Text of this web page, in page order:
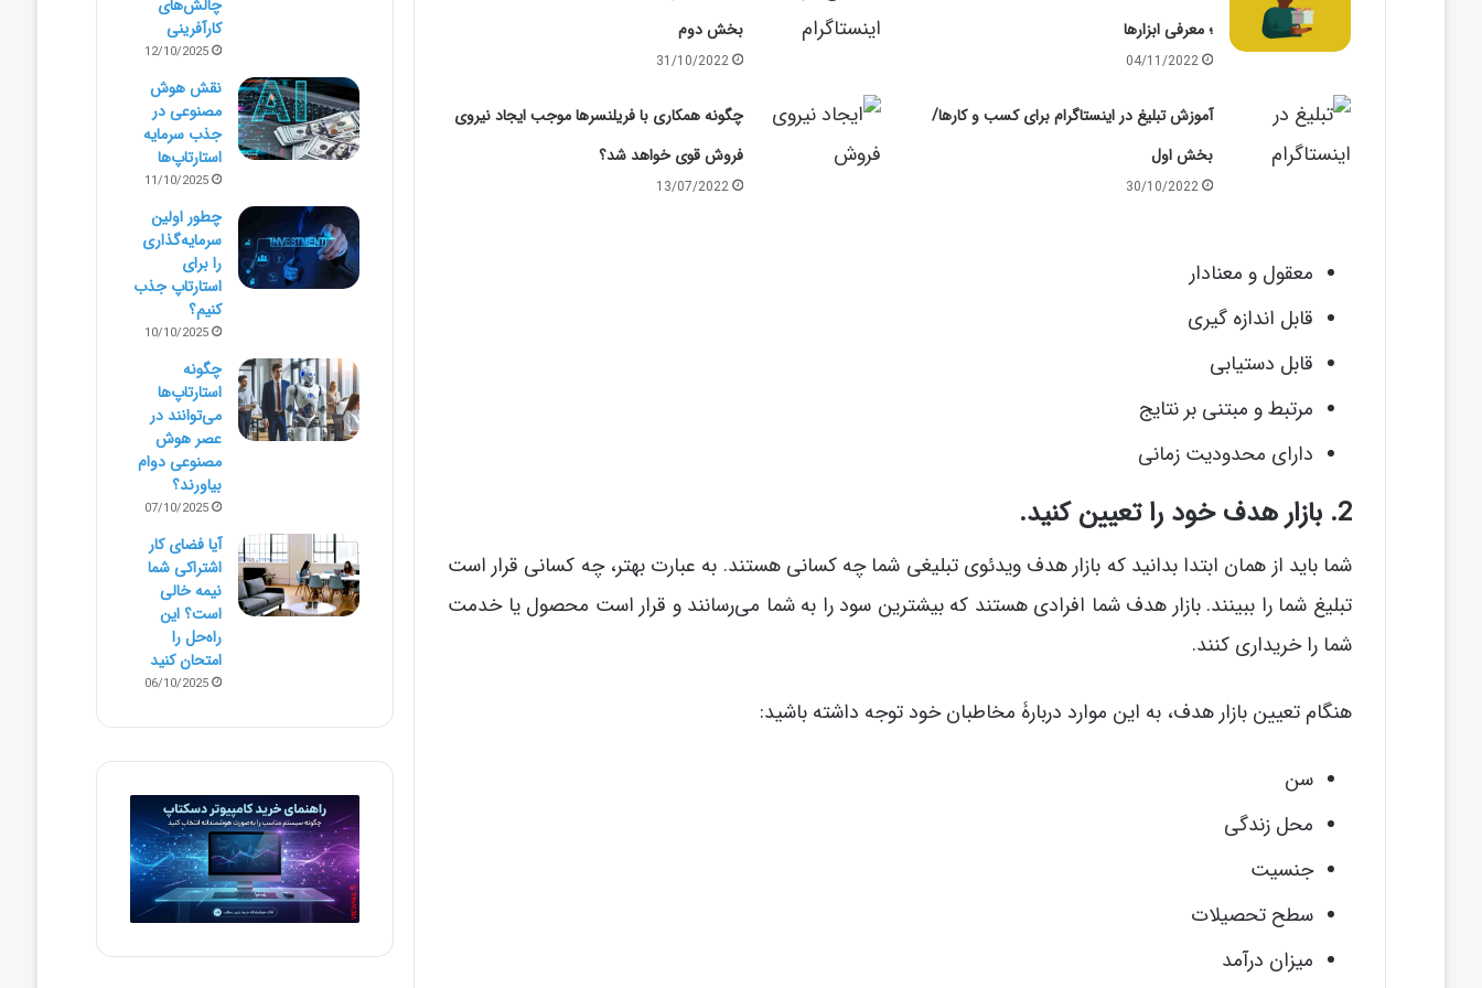
؛ معرفی ابزارها
04/11/2022
بخش دوم
31/10/2022
آموزش تبلیغ در اینستاگرام برای کسب و کارها/
بخش اول
30/10/2022
چگونه همکاری با فریلنسرها موجب ایجاد نیروی
فروش قوی خواهد شد؟
13/07/2022
معقول و معنادار
قابل اندازه گیری
قابل دستیابی
مرتبط و مبتنی بر نتایج
دارای محدودیت زمانی
2. بازار هدف خود را تعیین کنید.
شما باید از همان ابتدا بدانید که بازار هدف ویدئوی تبلیغی شما چه کسانی هستند. به عبارت بهتر، چه کسانی قرار است
تبلیغ شما را ببینند. بازار هدف شما افرادی هستند که بیشترین سود را به شما می‌رسانند و قرار است محصول یا خدمت
شما را خریداری کنند.
هنگام تعیین بازار هدف، به این موارد دربارۀ مخاطبان خود توجه داشته باشید:
سن
محل زندگی
جنسیت
سطح تحصیلات
میزان درآمد
چالش‌های
کارآفرینی
12/10/2025
نقش هوش
مصنوعی در
جذب سرمایه
استارتاپ‌ها
11/10/2025
چطور اولین
سرمایه‌گذاری
را برای
استارتاپ جذب
کنیم؟
10/10/2025
چگونه
استارتاپ‌ها
می‌توانند در
عصر هوش
مصنوعی دوام
بیاورند؟
07/10/2025
آیا فضای کار
اشتراکی شما
نیمه‌ خالی
است؟ این
راه‌حل را
امتحان کنید
06/10/2025